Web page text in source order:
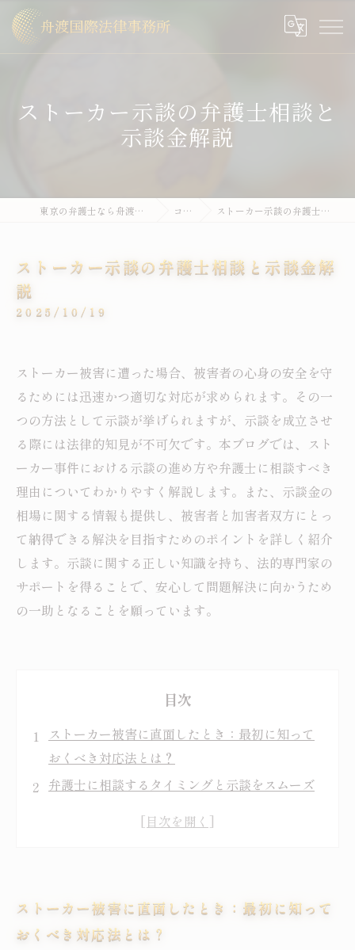
ストーカー示談の弁護士相談と
示談金解説
東京の弁護士なら舟渡国際法律事務所 コラム ストーカー示談の弁護士相談と示談金解説
ストーカー示談の弁護士相談と示談金解
説
2025/10/19
ストーカー被害に遭った場合、被害者の心身の安全を守
るためには迅速かつ適切な対応が求められます。その一
つの方法として示談が挙げられますが、示談を成立させ
る際には法律的知見が不可欠です。本ブログでは、スト
ーカー事件における示談の進め方や弁護士に相談すべき
理由についてわかりやすく解説します。また、示談金の
相場に関する情報も提供し、被害者と加害者双方にとっ
て納得できる解決を目指すためのポイントを詳しく紹介
します。示談に関する正しい知識を持ち、法的専門家の
サポートを得ることで、安心して問題解決に向かうため
の一助となることを願っています。
目次
ストーカー被害に直面したとき：最初に知って
おくべき対応法とは？
弁護士に相談するタイミングと示談をスムーズ
金額の目安
示談成立後の安心とこれから：法的サポートで
ストーカー被害に直面したとき：最初に知って
おくべき対応法とは？